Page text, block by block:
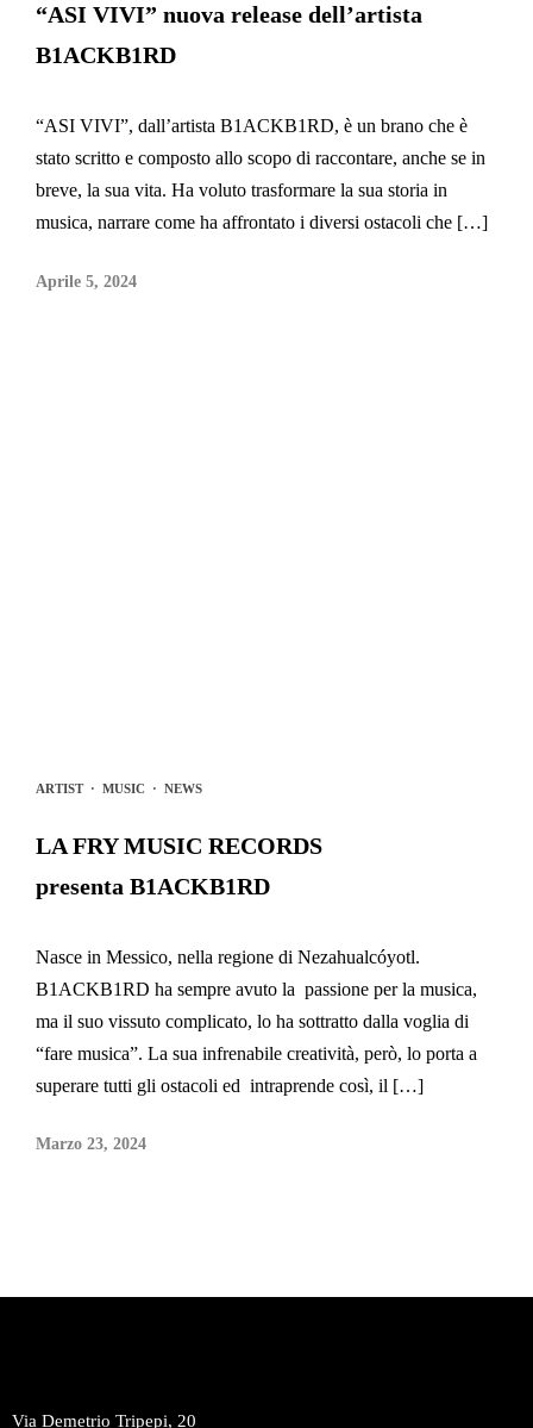
“ASI VIVI” nuova release dell’artista
B1ACKB1RD
“ASI VIVI”, dall’artista B1ACKB1RD, è un brano che è
stato scritto e composto allo scopo di raccontare, anche se in
breve, la sua vita. Ha voluto trasformare la sua storia in
musica, narrare come ha affrontato i diversi ostacoli che […]
Aprile 5, 2024
ARTIST· MUSIC · NEWS
LA FRY MUSIC RECORDS
presenta B1ACKB1RD
Nasce in Messico, nella regione di Nezahualcóyotl.
B1ACKB1RD ha sempre avuto la passione per la musica,
ma il suo vissuto complicato, lo ha sottratto dalla voglia di
“fare musica”. La sua infrenabile creatività, però, lo porta a
superare tutti gli ostacoli ed intraprende così, il […]
Marzo 23, 2024
Via Demetrio Tripepi, 20